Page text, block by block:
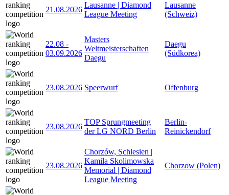
21.08.2026
Lausanne | Diamond
League Meeting
Lausanne
(Schweiz)
22.08 -
03.09.2026
Masters
Weltmeisterschaften
Daegu
Daegu
(Südkorea)
23.08.2026 Speerwurf Offenburg
23.08.2026
TOP Sprungmeeting
der LG NORD Berlin
Berlin-
Reinickendorf
23.08.2026
Chorzów, Schlesien |
Kamila Skolimowska
Memorial | Diamond
League Meeting
Chorzow (Polen)